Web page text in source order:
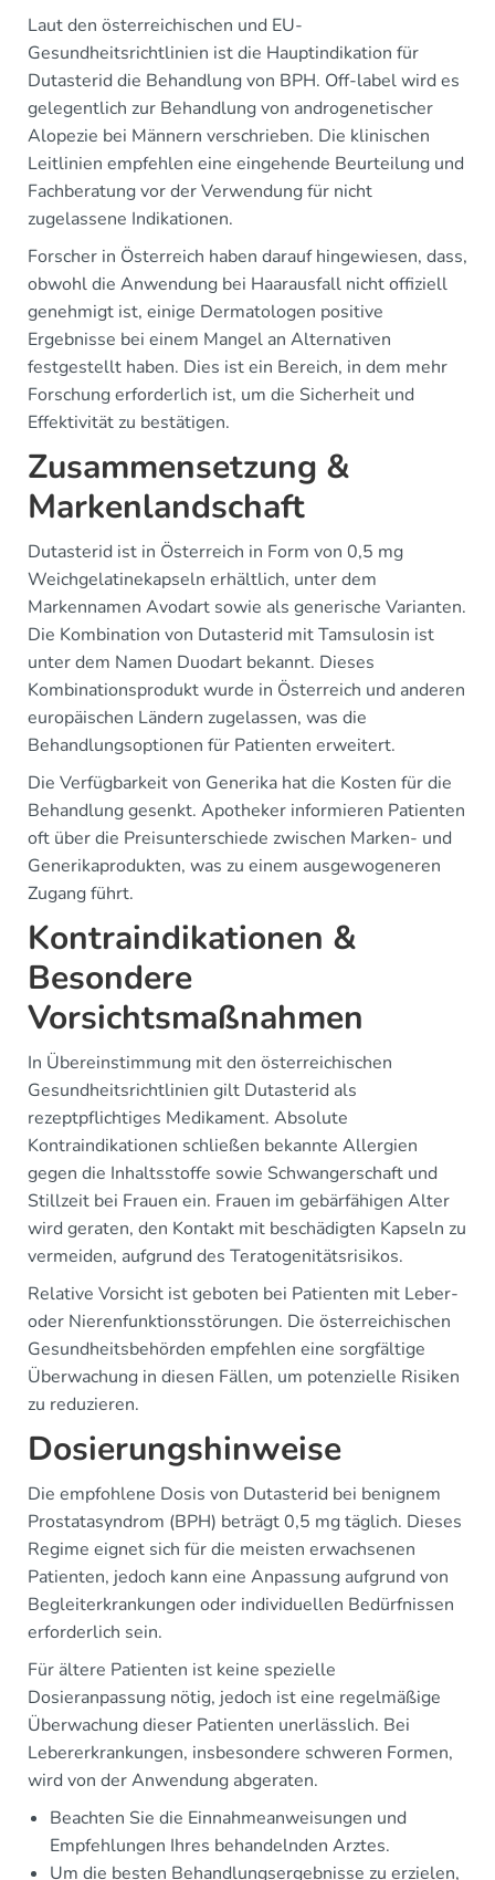
Laut den österreichischen und EU-
Gesundheitsrichtlinien ist die Hauptindikation für
Dutasterid die Behandlung von BPH. Off-label wird es
gelegentlich zur Behandlung von androgenetischer
Alopezie bei Männern verschrieben. Die klinischen
Leitlinien empfehlen eine eingehende Beurteilung und
Fachberatung vor der Verwendung für nicht
zugelassene Indikationen.
Forscher in Österreich haben darauf hingewiesen, dass,
obwohl die Anwendung bei Haarausfall nicht offiziell
genehmigt ist, einige Dermatologen positive
Ergebnisse bei einem Mangel an Alternativen
festgestellt haben. Dies ist ein Bereich, in dem mehr
Forschung erforderlich ist, um die Sicherheit und
Effektivität zu bestätigen.
Zusammensetzung &
Markenlandschaft
Dutasterid ist in Österreich in Form von 0,5 mg
Weichgelatinekapseln erhältlich, unter dem
Markennamen Avodart sowie als generische Varianten.
Die Kombination von Dutasterid mit Tamsulosin ist
unter dem Namen Duodart bekannt. Dieses
Kombinationsprodukt wurde in Österreich und anderen
europäischen Ländern zugelassen, was die
Behandlungsoptionen für Patienten erweitert.
Die Verfügbarkeit von Generika hat die Kosten für die
Behandlung gesenkt. Apotheker informieren Patienten
oft über die Preisunterschiede zwischen Marken- und
Generikaprodukten, was zu einem ausgewogeneren
Zugang führt.
Kontraindikationen &
Besondere
Vorsichtsmaßnahmen
In Übereinstimmung mit den österreichischen
Gesundheitsrichtlinien gilt Dutasterid als
rezeptpflichtiges Medikament. Absolute
Kontraindikationen schließen bekannte Allergien
gegen die Inhaltsstoffe sowie Schwangerschaft und
Stillzeit bei Frauen ein. Frauen im gebärfähigen Alter
wird geraten, den Kontakt mit beschädigten Kapseln zu
vermeiden, aufgrund des Teratogenitätsrisikos.
Relative Vorsicht ist geboten bei Patienten mit Leber-
oder Nierenfunktionsstörungen. Die österreichischen
Gesundheitsbehörden empfehlen eine sorgfältige
Überwachung in diesen Fällen, um potenzielle Risiken
zu reduzieren.
Dosierungshinweise
Die empfohlene Dosis von Dutasterid bei benignem
Prostatasyndrom (BPH) beträgt 0,5 mg täglich. Dieses
Regime eignet sich für die meisten erwachsenen
Patienten, jedoch kann eine Anpassung aufgrund von
Begleiterkrankungen oder individuellen Bedürfnissen
erforderlich sein.
Für ältere Patienten ist keine spezielle
Dosieranpassung nötig, jedoch ist eine regelmäßige
Überwachung dieser Patienten unerlässlich. Bei
Lebererkrankungen, insbesondere schweren Formen,
wird von der Anwendung abgeraten.
Beachten Sie die Einnahmeanweisungen und
Empfehlungen Ihres behandelnden Arztes.
Um die besten Behandlungsergebnisse zu erzielen,